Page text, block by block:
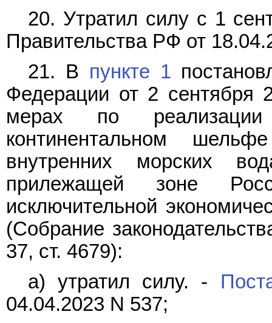
20. Утратил силу с 1
Правительства РФ от
21. В пункте 1
Федерации от 2 сентября
мерах по
континентальном
внутренних морских
прилежащей зоне
исключительной
(Собрание
37, ст. 4679):
а) утратил силу. -
04.04.2023 N 537;